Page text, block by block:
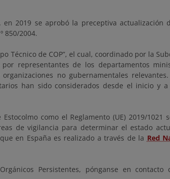
2019 se aprobó la preceptiva actualización
850/2004.
Técnico de COP”, el cual, coordinado por la
representantes de los departamentos
no gubernamentales
han sido considerados desde el inicio y
como el Reglamento (UE) 2019/1021
de vigilancia para determinar el estado
en España es realizado a través de la Red
Persistentes, pónganse en